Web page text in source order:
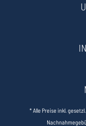
* Alle Preise inkl.